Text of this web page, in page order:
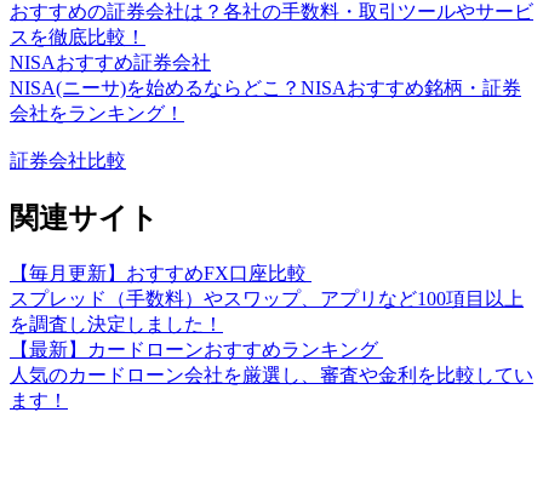
おすすめの証券会社は？各社の手数料・取引ツールやサービ
スを徹底比較！
NISAおすすめ証券会社
NISA(ニーサ)を始めるならどこ？NISAおすすめ銘柄・証券
会社をランキング！
証券会社比較
関連サイト
【毎月更新】おすすめFX口座比較
スプレッド（手数料）やスワップ、アプリなど100項目以上
を調査し決定しました！
【最新】カードローンおすすめランキング
人気のカードローン会社を厳選し、審査や金利を比較してい
ます！